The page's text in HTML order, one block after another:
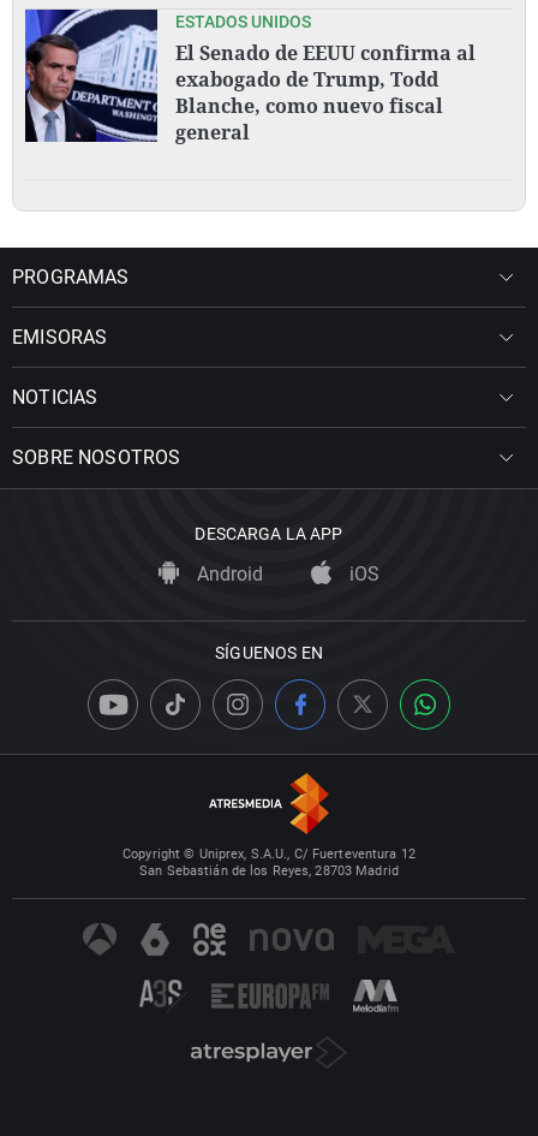
ESTADOS UNIDOS
El Senado de EEUU confirma al
exabogado de Trump, Todd
Blanche, como nuevo fiscal
general
PROGRAMAS
EMISORAS
NOTICIAS
SOBRE NOSOTROS
DESCARGA LA APP
Android iOS
SÍGUENOS EN
Copyright © Uniprex, S.A.U., C/ Fuerteventura 12
San Sebastián de los Reyes, 28703 Madrid